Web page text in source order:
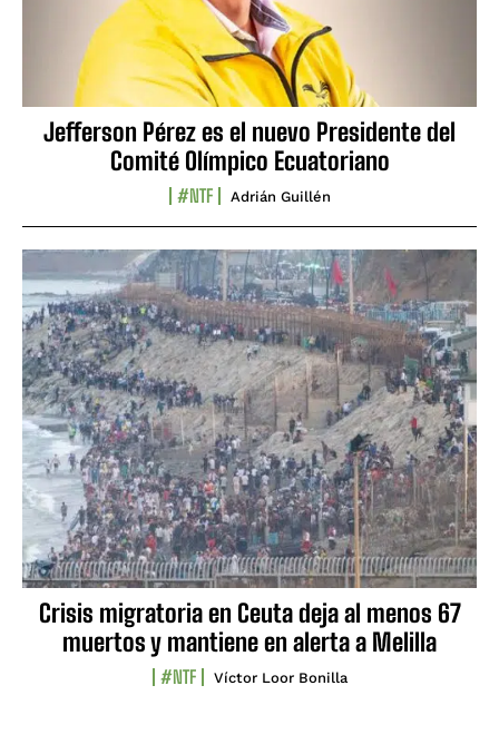
Jefferson Pérez es el nuevo Presidente del
Comité Olímpico Ecuatoriano
#NTF Adrián Guillén
Crisis migratoria en Ceuta deja al menos 67
muertos y mantiene en alerta a Melilla
#NTF Víctor Loor Bonilla